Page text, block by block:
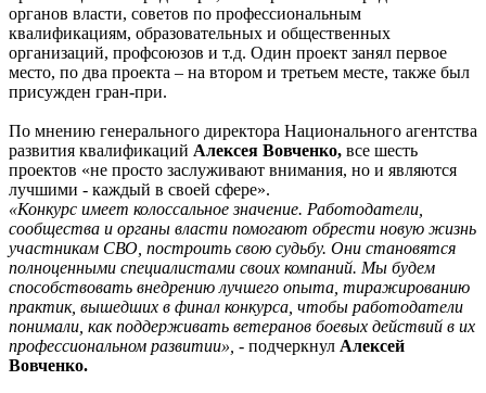
органов власти, советов по профессиональным
квалификациям, образовательных и общественных
организаций, профсоюзов и т.д. Один проект занял первое
место, по два проекта – на втором и третьем месте, также был
присужден гран-при.
По мнению генерального директора Национального агентства
развития квалификаций Алексея Вовченко, все шесть
проектов «не просто заслуживают внимания, но и являются
лучшими - каждый в своей сфере».
«Конкурс имеет колоссальное значение. Работодатели,
сообщества и органы власти помогают обрести новую жизнь
участникам СВО, построить свою судьбу. Они становятся
полноценными специалистами своих компаний. Мы будем
способствовать внедрению лучшего опыта, тиражированию
практик, вышедших в финал конкурса, чтобы работодатели
понимали, как поддерживать ветеранов боевых действий в их
профессиональном развитии», - подчеркнул Алексей
Вовченко.